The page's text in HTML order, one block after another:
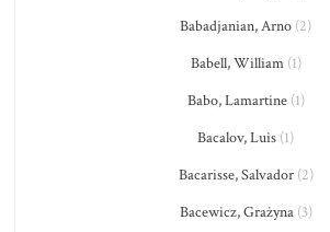
Babadjanian, Arno (2)
Babell, William(1)
Babo, Lamartine(1)
Bacalov, Luis (1)
Bacarisse, Salvador(2)
Bacewicz, Grażyna(3)